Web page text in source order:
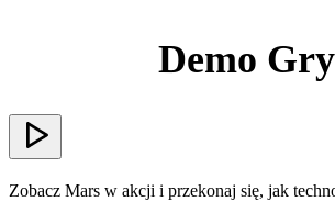
Demo Gry
Zobacz Mars w akcji i przekonaj się, jak